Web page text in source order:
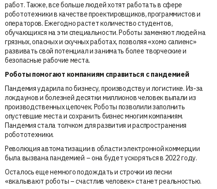
работ. Также, все больше людей хотят работать в сфере
робототехники в качестве проектировщиков, программистов и
операторов. Ежегодно растет количество студентов,
обучающихся на эти специальности. Роботы заменяют людей на
грязных, опасных и скучных работах, позволяя «хомо сапиенс»
развивать свой потенциал и занимать более творческие и
безопасные рабочие места.
Роботы помогают компаниям справиться с пандемией
Пандемия ударила по бизнесу, производству и логистике. Из-за
локдаунов и болезней десятки миллионов человек выпали из
производственных цепочек. Роботы позволили заполнить
опустевшие места и сохранить бизнес многим компаниям.
Пандемия стала толчком для развития и распространения
робототехники.
Революция автоматизации в области электронной коммерции
была вызвана пандемией – она будет ускоряться в 2022 году.
Осталось еще немного подождать и строчки из песни
«вкалывают роботы – счастлив человек» станет реальностью.